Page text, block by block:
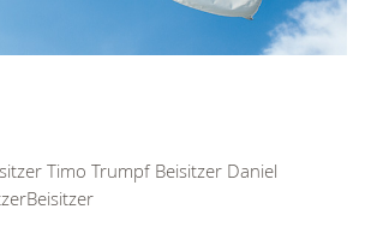
Timo Trumpf Beisitzer Daniel